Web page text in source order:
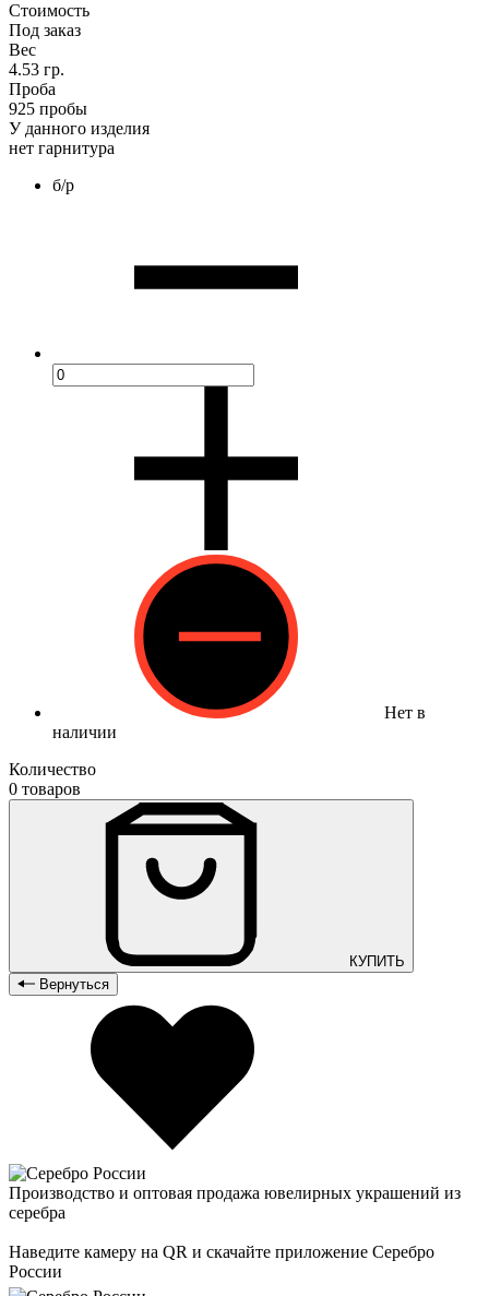
Стоимость
Под заказ
Вес
4.53 гр.
Проба
925 пробы
У данного изделия
нет гарнитура
б/р
Нет в
наличии
Количество
0 товаров
КУПИТЬ
Вернуться
Производство и оптовая продажа ювелирных украшений из
серебра
Наведите камеру на QR и скачайте приложение Серебро
России